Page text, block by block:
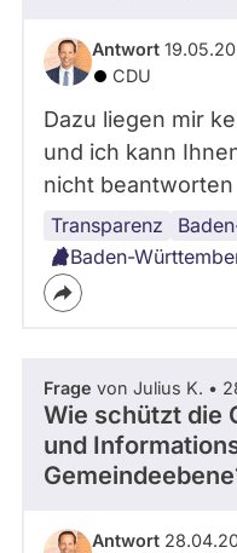
Antwort
CDU
Dazu liegen mir
und ich kann
nicht beantworten
Transparenz
Kommunalpolitik
Baden-
Frage von Julius K. •
Wie schützt die
und
Antwort